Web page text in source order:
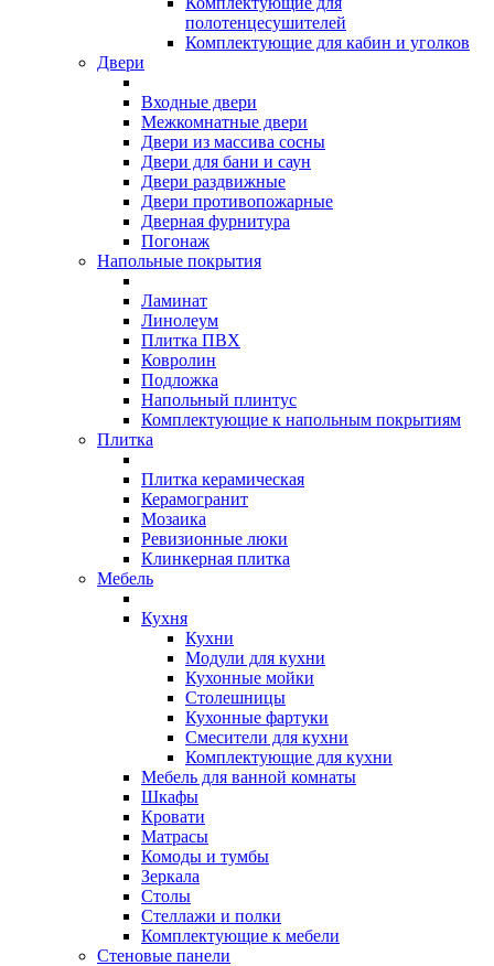
полотенцесушителей
Комплектующие для кабин и уголков
Двери
Входные двери
Межкомнатные двери
Двери из массива сосны
Двери для бани и саун
Двери раздвижные
Двери противопожарные
Дверная фурнитура
Погонаж
Напольные покрытия
Ламинат
Линолеум
Плитка ПВХ
Ковролин
Подложка
Напольный плинтус
Комплектующие к напольным покрытиям
Плитка
Плитка керамическая
Керамогранит
Мозаика
Ревизионные люки
Клинкерная плитка
Мебель
Кухня
Кухни
Модули для кухни
Кухонные мойки
Столешницы
Кухонные фартуки
Смесители для кухни
Комплектующие для кухни
Мебель для ванной комнаты
Шкафы
Кровати
Матрасы
Комоды и тумбы
Зеркала
Столы
Стеллажи и полки
Комплектующие к мебели
Стеновые панели